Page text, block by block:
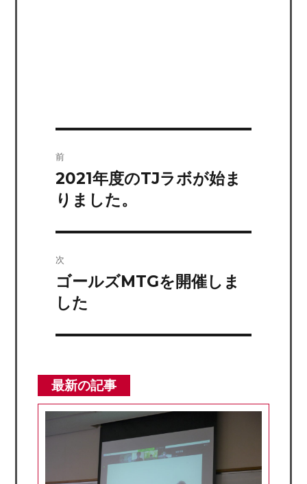
前
前
の
稿:
2021年度のTJラボが始ま
りました。
次
次
の
稿:
ゴールズMTGを開催しま
した
最新の記事